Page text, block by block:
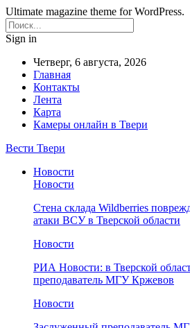
Ultimate magazine theme for WordPress.
Sign in
Четверг, 6 августа, 2026
Главная
Контакты
Лента
Карта
Камеры онлайн в Твери
Вести Твери
Новости
Новости
Стена склада Wildberries
атаки ВСУ в Тверской области
Новости
РИА Новости: в Тверской
преподаватель МГУ Кржевов
Новости